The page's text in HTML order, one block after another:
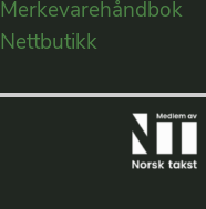
Merkevarehåndbok
Nettbutikk